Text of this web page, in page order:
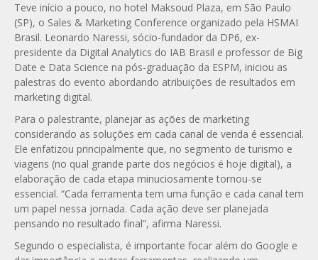
Teve início a pouco, no hotel Maksoud Plaza, em São Paulo
(SP), o Sales & Marketing Conference organizado pela HSMAI
Brasil. Leonardo Naressi, sócio-fundador da DP6, ex-
presidente da Digital Analytics do IAB Brasil e professor de Big
Date e Data Science na pós-graduação da ESPM, iniciou as
palestras do evento abordando atribuições de resultados em
marketing digital.
Para o palestrante, planejar as ações de marketing
considerando as soluções em cada canal de venda é essencial.
Ele enfatizou principalmente que, no segmento de turismo e
viagens (no qual grande parte dos negócios é hoje digital), a
elaboração de cada etapa minuciosamente tornou-se
essencial. “Cada ferramenta tem uma função e cada canal tem
um papel nessa jornada. Cada ação deve ser planejada
pensando no resultado final”, afirma Naressi.
Segundo o especialista, é importante focar além do Google e